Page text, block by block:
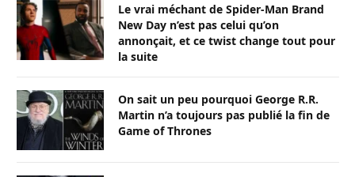
Le vrai méchant de Spider-Man Brand
New Day n’est pas celui qu’on
annonçait, et ce twist change tout pour
la suite
On sait un peu pourquoi George R.R.
Martin n’a toujours pas publié la fin de
Game of Thrones